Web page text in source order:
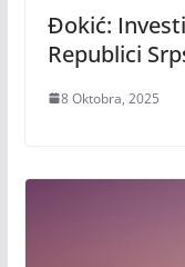
Đokić:
Republici
8 Oktobra, 2025